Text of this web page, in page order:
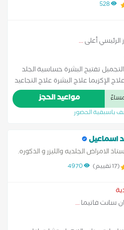
528
الرئيسي أعلى...
تفتيح البشرة حساسية الجلد
الإكزيما علاج البشرة علاج التجاعيد
بالليزر علاج الصدفية علاج الصلع
الجلدي علاج الكَلَف علاج الكيس
الشعر للسيدات علاج عين السمكة
مواعيد الحجز
باسبقية الحضور
اسماعيل
الامراض الجلديه والليزر و الذكوره.
(17 تقييم) 4970
سانت فاتيما...